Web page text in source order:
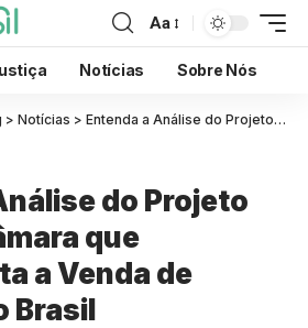
Aa
Notícias Sobre Nós
> Notícias > Entenda a Análise do Projeto de Lei na Câmara que Regulamenta a Venda de Venenos no Brasil
do Projeto
que
a Venda de
Brasil